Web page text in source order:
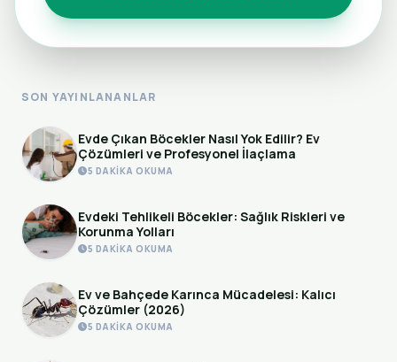
SON YAYINLANANLAR
Evde Çıkan Böcekler Nasıl Yok Edilir? Ev
Çözümleri ve Profesyonel İlaçlama
5 DAKIKA OKUMA
Evdeki Tehlikeli Böcekler: Sağlık Riskleri ve
Korunma Yolları
5 DAKIKA OKUMA
Ev ve Bahçede Karınca Mücadelesi: Kalıcı
Çözümler (2026)
5 DAKIKA OKUMA